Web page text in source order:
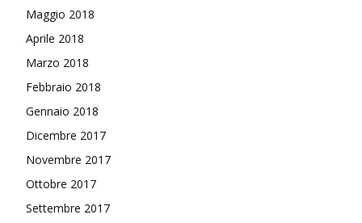
Maggio 2018
Aprile 2018
Marzo 2018
Febbraio 2018
Gennaio 2018
Dicembre 2017
Novembre 2017
Ottobre 2017
Settembre 2017